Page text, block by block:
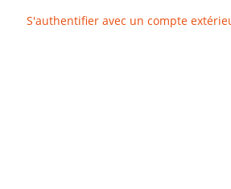
S'authentifier avec un compte